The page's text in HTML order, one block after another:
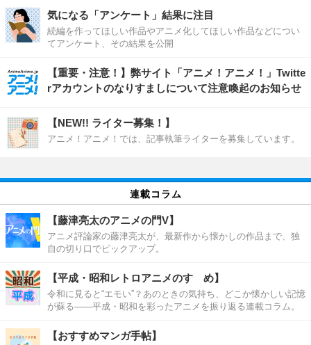
気になる「アンケート」結果に注目
続編を作ってほしい作品やアニメ化してほしい作品などについ
てアンケート、その結果を公開
【重要・注意！】弊サイト「アニメ！アニメ！」Twitte
rアカウントのなりすましについて注意喚起のお知らせ
【NEW!! ライター募集！】
アニメ！アニメ！では、記事執筆ライターを募集しています。
連載コラム
【藤津亮太のアニメの門V】
アニメ評論家の藤津亮太が、最新作から懐かしの作品まで、独
自の切り口でピックアップ。
【平成・昭和レトロアニメのすゝめ】
令和に見ると“エモい”？あのときの気持ち、どこか懐かしい記憶
が蘇る――平成・昭和を彩ったアニメを振り返る連載コラム。
【おすすめマンガ手帖】